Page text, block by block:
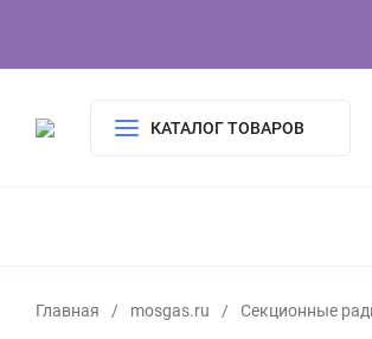
КАТАЛОГ ТОВАРОВ
Главная / mosgas.ru / Секционные